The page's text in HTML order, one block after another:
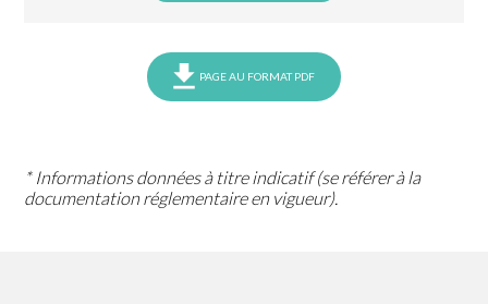
PAGE AU FORMAT PDF
* Informations données à titre indicatif (se référer à la
documentation réglementaire en vigueur).